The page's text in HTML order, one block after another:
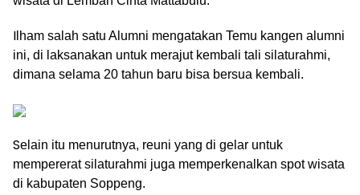
I lham salah satu Alumni mengatakan Temu kangen alumni
ini, di laksanakan untuk merajut kembali tali silaturahmi,
dimana selama 20 tahun baru bisa bersua kembali.
Selain itu menurutnya, reuni yang di gelar untuk
mempererat silaturahmi juga memperkenalkan spot wisata
di kabupaten Soppeng.